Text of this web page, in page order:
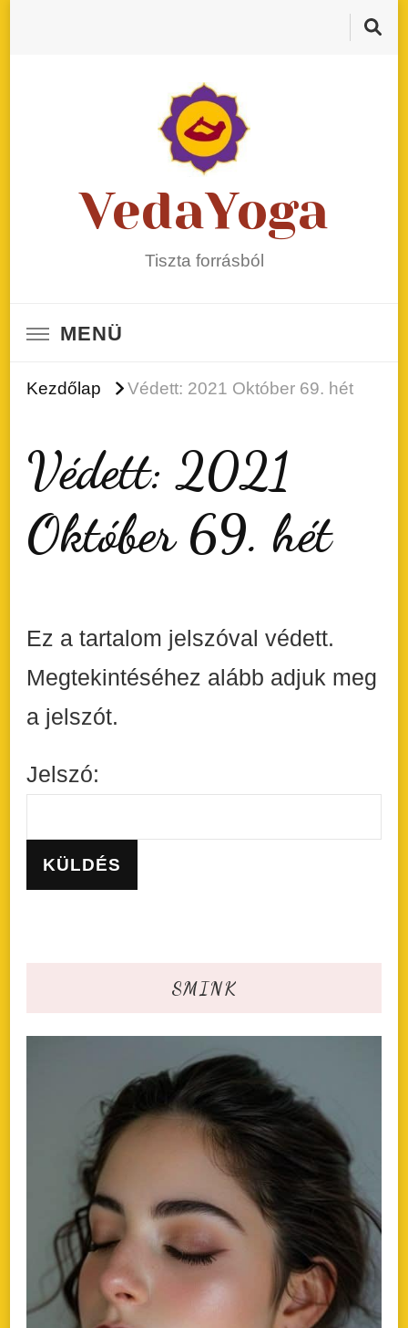
VedaYoga
Tiszta forrásból
MENÜ
Kezdőlap Védett: 2021 Október 69. hét
Védett: 2021
Október 69. hét
Ez a tartalom jelszóval védett.
Megtekintéséhez alább adjuk meg
a jelszót.
Jelszó:
SMINK